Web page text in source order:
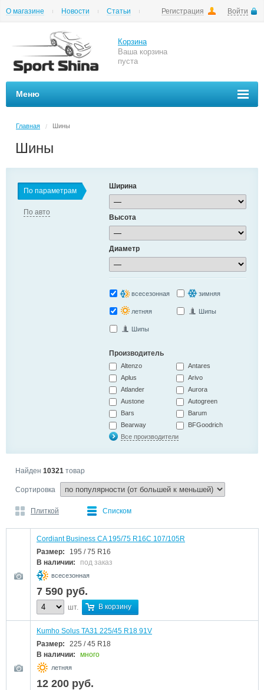
Регистрация Войти
О магазине Новости
Статьи
Корзина
Ваша корзина
пуста
Меню
Главная / Шины
Шины
По параметрам
По авто
Ширина
Высота
Диаметр
всесезонная зимняя
летняя Шипы
Шипы
Производитель
Altenzo
Antares
Aplus
Arivo
Atlander
Aurora
Austone
Autogreen
Bars
Barum
Bearway
BFGoodrich
Все производители
Найден 10321 товар
Сортировка
Плиткой Списком
Cordiant Business CA 195/75 R16C 107/105R
Размер:
195 / 75 R16
В наличии:
под заказ
всесезонная
7 590 руб.
шт. В корзину
Kumho Solus TA31 225/45 R18 91V
Размер:
225 / 45 R18
В наличии:
много
летняя
12 200 руб.